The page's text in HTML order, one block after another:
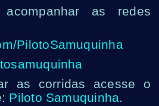
as redes
PilotoSamuquinha
as corridas acesse o
Piloto Samuquinha.